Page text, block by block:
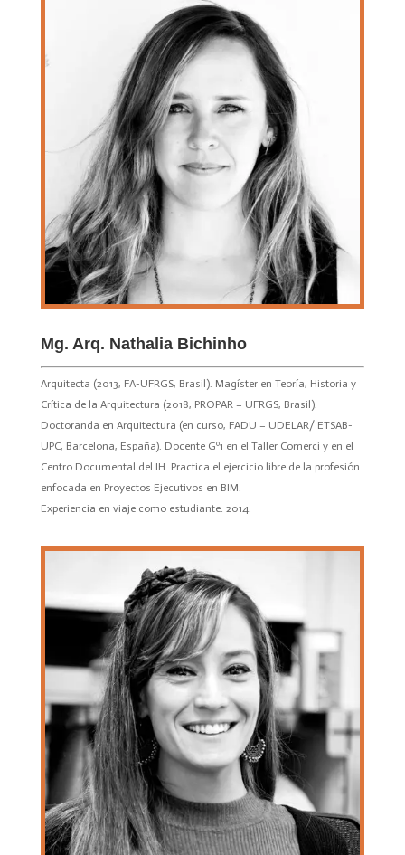
Mg. Arq. Nathalia Bichinho
Arquitecta (2013, FA-UFRGS, Brasil). Magíster en Teoría, Historia y
Crítica de la Arquitectura (2018, PROPAR – UFRGS, Brasil).
Doctoranda en Arquitectura (en curso, FADU – UDELAR/ ETSAB-
UPC, Barcelona, España). Docente Gº1 en el Taller Comerci y en el
Centro Documental del IH. Practica el ejercicio libre de la profesión
enfocada en Proyectos Ejecutivos en BIM.
Experiencia en viaje como estudiante: 2014.